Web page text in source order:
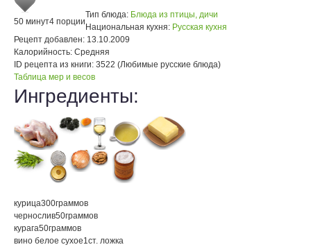
50 минут4 порции
Тип блюда: Блюда из птицы, дичи
Национальная кухня: Русская кухня
Рецепт добавлен: 13.10.2009
Калорийность: Средняя
ID рецепта из книги: 3522 (Любимые русские блюда)
Таблица мер и весов
Ингредиенты:
курица300граммов
чернослив50граммов
курага50граммов
вино белое сухое1ст. ложка